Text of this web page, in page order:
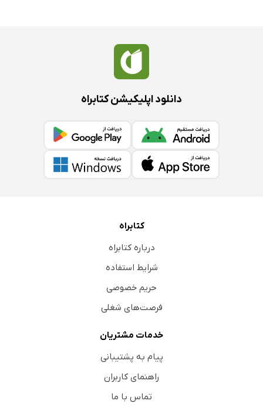
دانلود اپلیکیشن کتابراه
کتابراه
درباره کتابراه
شرایط استفاده
حریم خصوصی
فرصت‌های شغلی
خدمات مشتریان
پیام به پشتیبانی
راهنمای کاربران
تماس با ما